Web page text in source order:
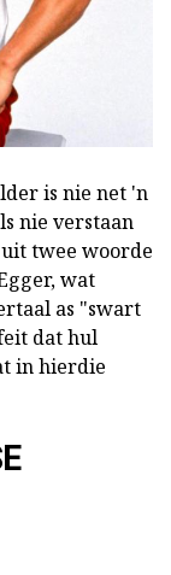
is nie net 'n
nie verstaan
twee woorde
wat
as "swart
dat hul
in hierdie